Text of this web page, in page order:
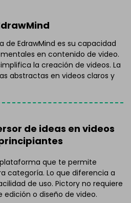
EdrawMind es su capacidad
en contenido de video.
la creación de videos. La
abstractas en videos claros y
de ideas en videos
que te permite
categoría. Lo que diferencia a
de uso. Pictory no requiere
o diseño de video.